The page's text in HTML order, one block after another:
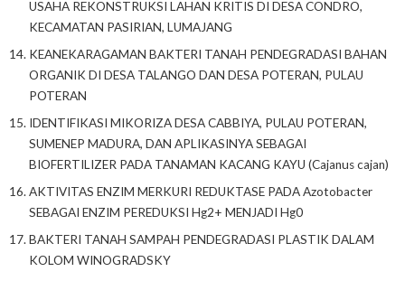
USAHA REKONSTRUKSI LAHAN KRITIS DI DESA CONDRO,
KECAMATAN PASIRIAN, LUMAJANG
KEANEKARAGAMAN BAKTERI TANAH PENDEGRADASI BAHAN
ORGANIK DI DESA TALANGO DAN DESA POTERAN, PULAU
POTERAN
IDENTIFIKASI MIKORIZA DESA CABBIYA, PULAU POTERAN,
SUMENEP MADURA, DAN APLIKASINYA SEBAGAI
BIOFERTILIZER PADA TANAMAN KACANG KAYU (Cajanus cajan)
AKTIVITAS ENZIM MERKURI REDUKTASE PADA Azotobacter
SEBAGAI ENZIM PEREDUKSI Hg2+ MENJADI Hg0
BAKTERI TANAH SAMPAH PENDEGRADASI PLASTIK DALAM
KOLOM WINOGRADSKY